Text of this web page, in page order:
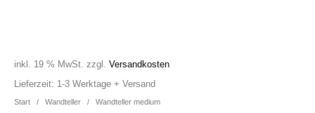
Start / Wandteller / Wandteller medium
inkl. 19 % MwSt. zzgl.Versandkosten
Lieferzeit: 1-3 Werktage + Versand